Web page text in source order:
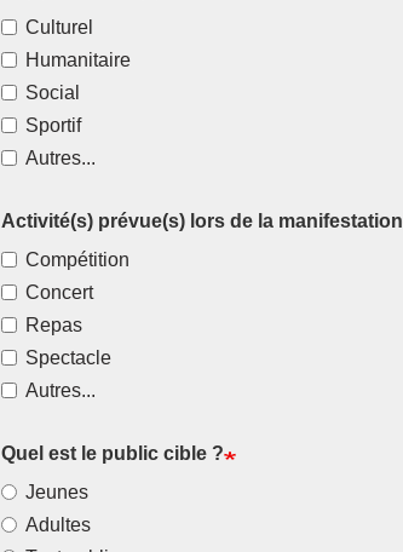
Culturel
Humanitaire
Social
Sportif
Autres...
Activité(s) prévue(s) lors de la manifestation
Compétition
Concert
Repas
Spectacle
Autres...
Quel est le public cible ?
Jeunes
Adultes